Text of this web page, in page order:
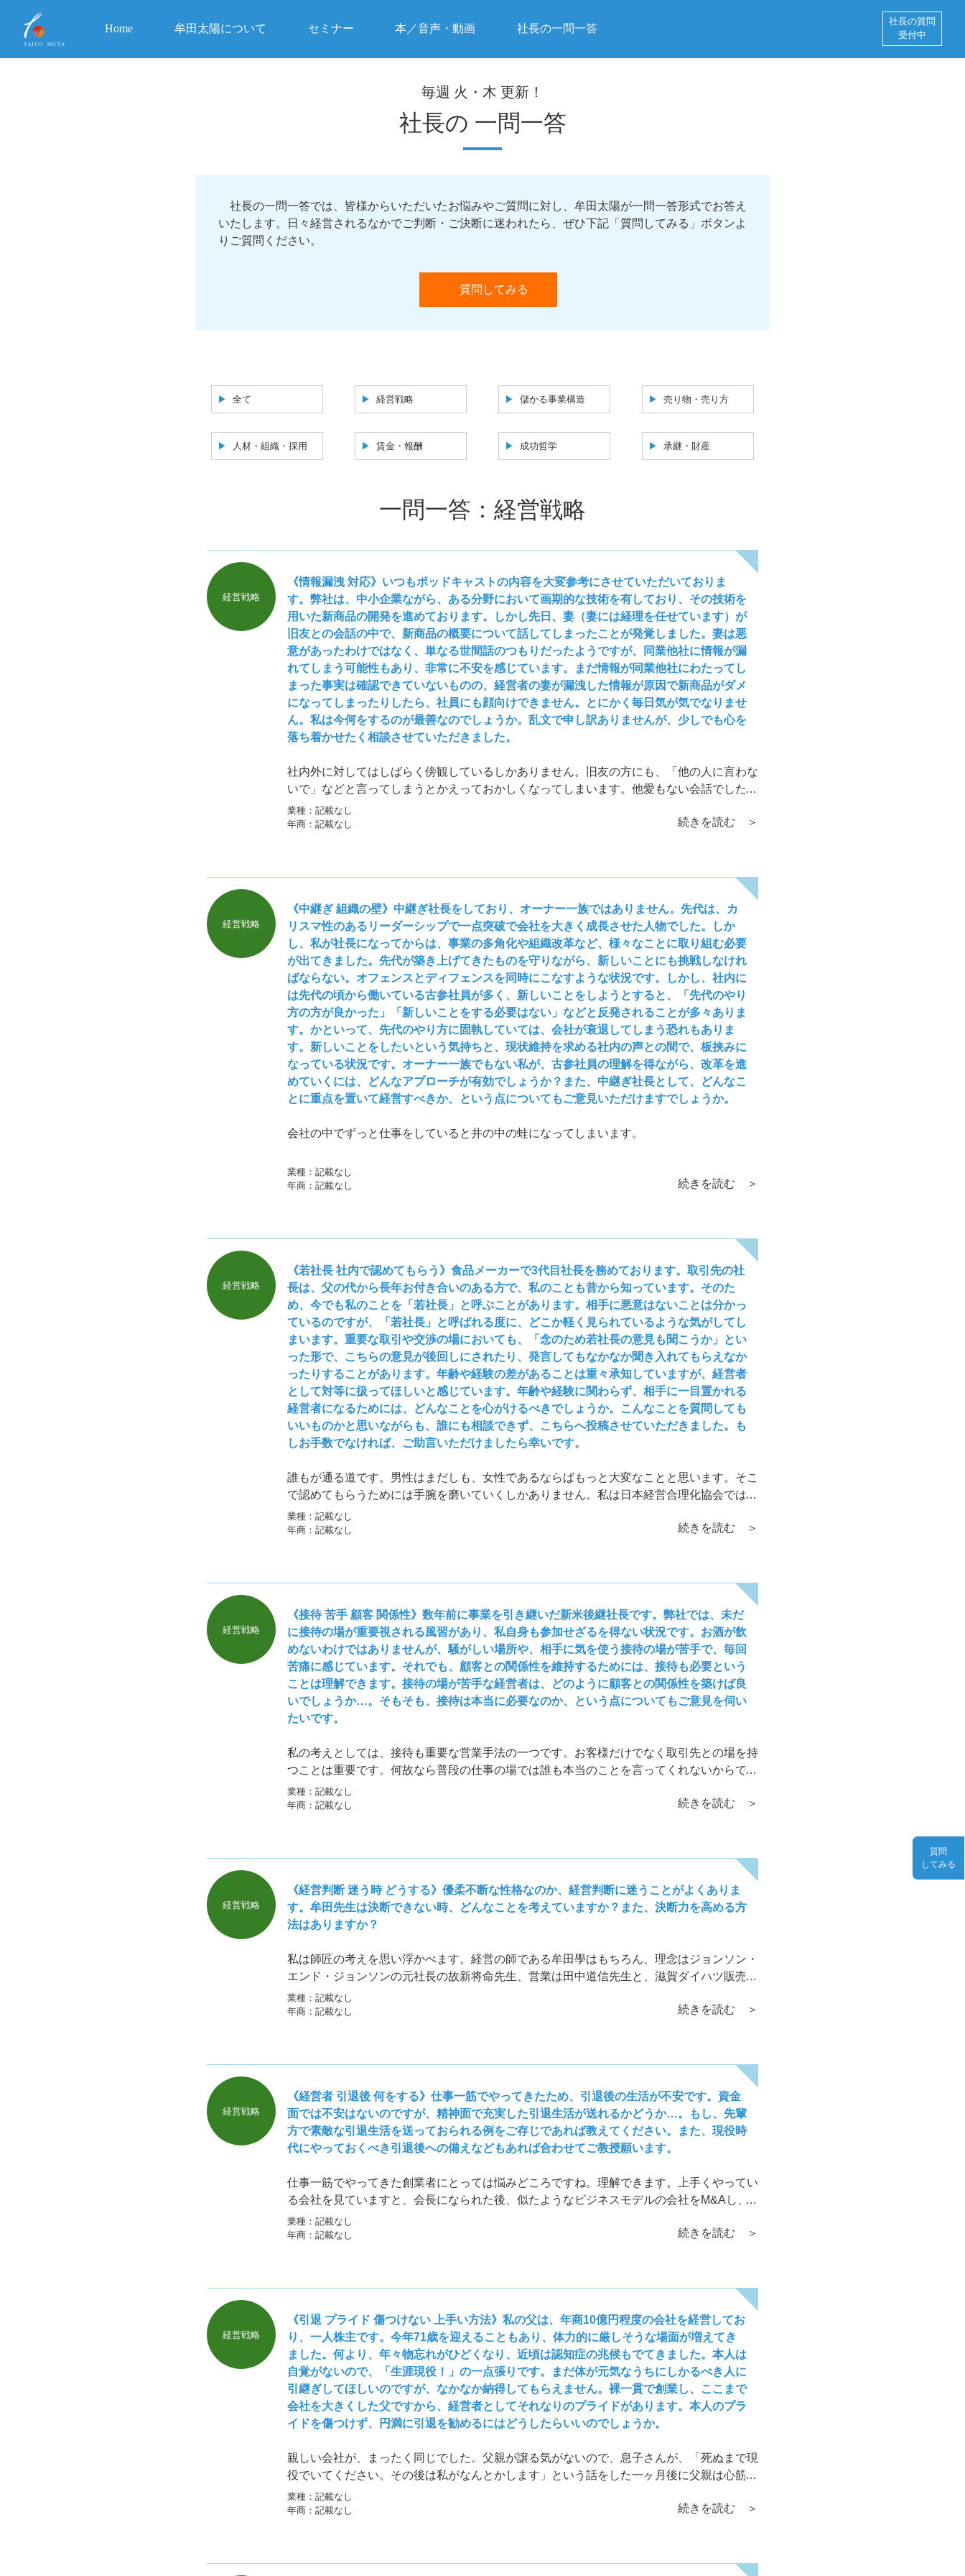
Home 牟田太陽について セミナー 本／音声・動画 社長の一問一答
社長の質問
受付中
毎週 火・木 更新！
社長の 一問一答
社長の一問一答では、皆様からいただいたお悩みやご質問に対し、牟田太陽が一問一答形式でお答え
いたします。日々経営されるなかでご判断・ご決断に迷われたら、ぜひ下記「質問してみる」ボタンよ
りご質問ください。
質問してみる
全て 経営戦略 儲かる事業構造 売り物・売り方
人材・組織・採用 賃金・報酬 成功哲学 承継・財産
一問一答：経営戦略
経営戦略
《情報漏洩 対応》いつもポッドキャストの内容を大変参考にさせていただいておりま
す。弊社は、中小企業ながら、ある分野において画期的な技術を有しており、その技術を
用いた新商品の開発を進めております。しかし先日、妻（妻には経理を任せています）が
旧友との会話の中で、新商品の概要について話してしまったことが発覚しました。妻は悪
意があったわけではなく、単なる世間話のつもりだったようですが、同業他社に情報が漏
れてしまう可能性もあり、非常に不安を感じています。まだ情報が同業他社にわたってし
まった事実は確認できていないものの、経営者の妻が漏洩した情報が原因で新商品がダメ
になってしまったりしたら、社員にも顔向けできません。とにかく毎日気が気でなりませ
ん。私は今何をするのが最善なのでしょうか。乱文で申し訳ありませんが、少しでも心を
落ち着かせたく相談させていただきました。
社内外に対してはしばらく傍観しているしかありません。旧友の方にも、「他の人に言わな
いで」などと言ってしまうとかえっておかしくなってしまいます。他愛もない会話でしたら
数日で忘れることでしょう。会社の秘匿情報を社外の人間に話すことは背任行為に当たりま
す。解雇理由にもなりうる危険な行為です。ご本人にはキチンと自覚をしていただく必要が
業種： 記載なし
年商： 記載なし 続きを読む ＞
経営戦略
《中継ぎ 組織の壁》中継ぎ社長をしており、オーナー一族ではありません。先代は、カ
リスマ性のあるリーダーシップで一点突破で会社を大きく成長させた人物でした。しか
し、私が社長になってからは、事業の多角化や組織改革など、様々なことに取り組む必要
が出てきました。先代が築き上げてきたものを守りながら、新しいことにも挑戦しなけれ
ばならない。オフェンスとディフェンスを同時にこなすような状況です。しかし、社内に
は先代の頃から働いている古参社員が多く、新しいことをしようとすると、「先代のやり
方の方が良かった」「新しいことをする必要はない」などと反発されることが多々ありま
す。かといって、先代のやり方に固執していては、会社が衰退してしまう恐れもありま
す。新しいことをしたいという気持ちと、現状維持を求める社内の声との間で、板挟みに
なっている状況です。オーナー一族でもない私が、古参社員の理解を得ながら、改革を進
めていくには、どんなアプローチが有効でしょうか？また、中継ぎ社長として、どんなこ
とに重点を置いて経営すべきか、という点についてもご意見いただけますでしょうか。
会社の中でずっと仕事をしていると井の中の蛙になってしまいます。
業種： 記載なし
年商： 記載なし 続きを読む ＞
経営戦略
《若社長 社内で認めてもらう》食品メーカーで3代目社長を務めております。取引先の社
長は、父の代から長年お付き合いのある方で、私のことも昔から知っています。そのた
め、今でも私のことを「若社長」と呼ぶことがあります。相手に悪意はないことは分かっ
ているのですが、「若社長」と呼ばれる度に、どこか軽く見られているような気がしてし
まいます。重要な取引や交渉の場においても、「念のため若社長の意見も聞こうか」とい
った形で、こちらの意見が後回しにされたり、発言してもなかなか聞き入れてもらえなか
ったりすることがあります。年齢や経験の差があることは重々承知していますが、経営者
として対等に扱ってほしいと感じています。年齢や経験に関わらず、相手に一目置かれる
経営者になるためには、どんなことを心がけるべきでしょうか。こんなことを質問しても
いいものかと思いながらも、誰にも相談できず、こちらへ投稿させていただきました。も
しお手数でなければ、ご助言いただけましたら幸いです。
誰もが通る道です。男性はまだしも、女性であるならばもっと大変なことと思います。そこ
で認めてもらうためには手腕を磨いていくしかありません。私は日本経営合理化協会では理
事長ですが、日本印刷の役員会では会長という立場です。40代半ばにして会長となりまし
た。
業種： 記載なし
年商： 記載なし 続きを読む ＞
経営戦略
《接待 苦手 顧客 関係性》数年前に事業を引き継いだ新米後継社長です。弊社では、未だ
に接待の場が重要視される風習があり、私自身も参加せざるを得ない状況です。お酒が飲
めないわけではありませんが、騒がしい場所や、相手に気を使う接待の場が苦手で、毎回
苦痛に感じています。それでも、顧客との関係性を維持するためには、接待も必要という
ことは理解できます。接待の場が苦手な経営者は、どのように顧客との関係性を築けば良
いでしょうか…。そもそも、接待は本当に必要なのか、という点についてもご意見を伺い
たいです。
私の考えとしては、接待も重要な営業手法の一つです。お客様だけでなく取引先との場を持
つことは重要です。何故なら普段の仕事の場では誰も本当のことを言ってくれないからで
す。普段の仕事の場から離れた場所で会話をすることは得るものが沢山あります。そこで人
となりを知ってもらうことで情が湧いたりするものです。
業種： 記載なし
年商： 記載なし 続きを読む ＞
経営戦略
《経営判断 迷う時 どうする》優柔不断な性格なのか、経営判断に迷うことがよくありま
す。牟田先生は決断できない時、どんなことを考えていますか？また、決断力を高める方
法はありますか？
私は師匠の考えを思い浮かべます。経営の師である牟田學はもちろん、理念はジョンソン・
エンド・ジョンソンの元社長の故新将命先生、営業は田中道信先生と、滋賀ダイハツ販売の
社主である故後藤昌幸先生、財務は井上和弘先生です。
業種： 記載なし
年商： 記載なし 続きを読む ＞
経営戦略
《経営者 引退後 何をする》仕事一筋でやってきたため、引退後の生活が不安です。資金
面では不安はないのですが、精神面で充実した引退生活が送れるかどうか…。もし、先輩
方で素敵な引退生活を送っておられる例をご存じであれば教えてください。また、現役時
代にやっておくべき引退後への備えなどもあれば合わせてご教授願います。
仕事一筋でやってきた創業者にとっては悩みどころですね。理解できます。上手くやってい
る会社を見ていますと、会長になられた後、似たようなビジネスモデルの会社をM&Aし、
そこを経営をしています。本業のノウハウが使えるのでそこの業績も上がってきています。
業種： 記載なし
年商： 記載なし 続きを読む ＞
経営戦略
《引退 プライド 傷つけない 上手い方法》私の父は、年商10億円程度の会社を経営してお
り、一人株主です。今年71歳を迎えることもあり、体力的に厳しそうな場面が増えてき
ました。何より、年々物忘れがひどくなり、近頃は認知症の兆候もでてきました。本人は
自覚がないので、「生涯現役！」の一点張りです。まだ体が元気なうちにしかるべき人に
引継ぎしてほしいのですが、なかなか納得してもらえません。裸一貫で創業し、ここまで
会社を大きくした父ですから、経営者としてそれなりのプライドがあります。本人のプラ
イドを傷つけず、円満に引退を勧めるにはどうしたらいいのでしょうか。
親しい会社が、まったく同じでした。父親が譲る気がないので、息子さんが、「死ぬまで現
役でいてください。その後は私がなんとかします」という話をした一ヶ月後に父親は心筋梗
塞で亡くなりました。亡くなってしまうと、できることは限られてしまいます。息子さんは
苦労をしていました。 しかし、それも数カ月、いまは元気に社長業に励んでいます。
業種： 記載なし
年商： 記載なし 続きを読む ＞
質問
してみる